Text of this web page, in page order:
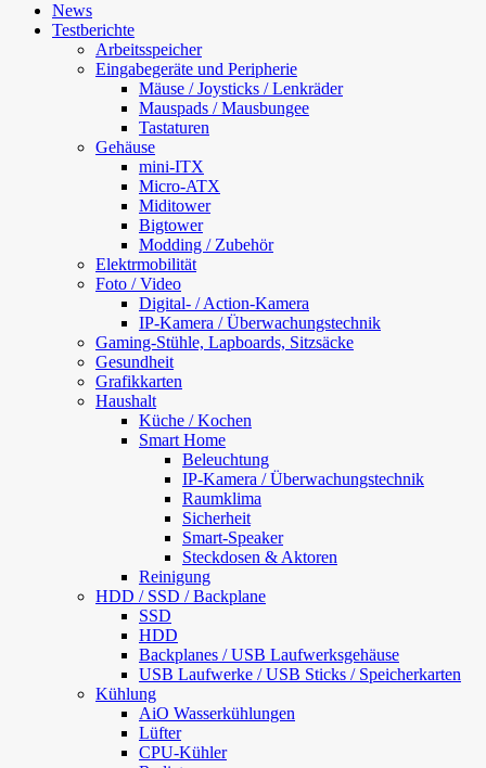
News
Testberichte
Arbeitsspeicher
Eingabegeräte und Peripherie
Mäuse / Joysticks / Lenkräder
Mauspads / Mausbungee
Tastaturen
Gehäuse
mini-ITX
Micro-ATX
Miditower
Bigtower
Modding / Zubehör
Elektrmobilität
Foto / Video
Digital- / Action-Kamera
IP-Kamera / Überwachungstechnik
Gaming-Stühle, Lapboards, Sitzsäcke
Gesundheit
Grafikkarten
Haushalt
Küche / Kochen
Smart Home
Beleuchtung
IP-Kamera / Überwachungstechnik
Raumklima
Sicherheit
Smart-Speaker
Steckdosen & Aktoren
Reinigung
HDD / SSD / Backplane
SSD
HDD
Backplanes / USB Laufwerksgehäuse
USB Laufwerke / USB Sticks / Speicherkarten
Kühlung
AiO Wasserkühlungen
Lüfter
CPU-Kühler